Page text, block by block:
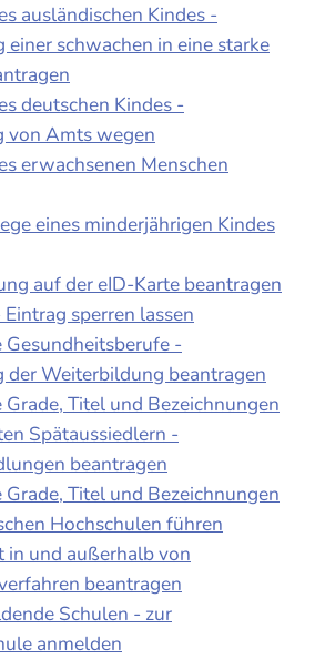
ausländischen Kindes -
schwachen in eine starke
deutschen Kindes -
von Amts wegen
erwachsenen Menschen
eines minderjährigen Kindes
auf der eID-Karte beantragen
sperren lassen
-
der Weiterbildung beantragen
Titel und Bezeichnungen
Spätaussiedlern -
beantragen
Titel und Bezeichnungen
Hochschulen führen
in und außerhalb von
beantragen
Schulen - zur
anmelden